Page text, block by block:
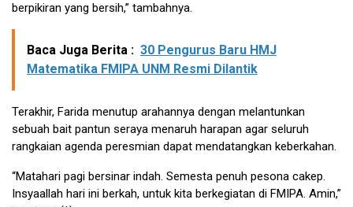
berpikiran yang bersih,” tambahnya.
Baca Juga Berita : 30 Pengurus Baru HMJ
Matematika FMIPA UNM Resmi Dilantik
Terakhir, Farida menutup arahannya dengan melantunkan
sebuah bait pantun seraya menaruh harapan agar seluruh
rangkaian agenda peresmian dapat mendatangkan keberkahan.
“​Matahari pagi bersinar indah. Semesta penuh pesona cakep.
Insyaallah hari ini berkah, untuk kita berkegiatan di FMIPA. Amin,”